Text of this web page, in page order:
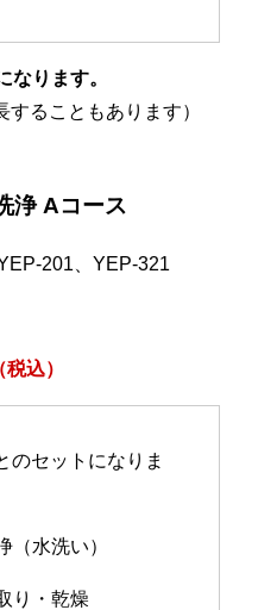
ります。
することもあります）
浄 Aコース
201、YEP-321
込）
のセットになりま
（水洗い）
り・乾燥